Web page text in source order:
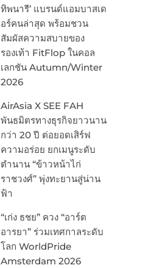
ทิพนารี’ แบรนด์แอมบาสเด
อร์คนล่าสุด พร้อมชวน
สัมผัสความสบายของ
รองเท้า FitFlop ในคอล
เลกชัน Autumn/Winter
2026
AirAsia X SEE FAH
พันธมิตรทางธุรกิจยาวนาน
กว่า 20 ปี ต่อยอดเสิร์ฟ
ความอร่อย ยกเมนูระดับ
ตำนาน “ข้าวหน้าไก่
ราชวงศ์” พุ่งทะยานสู่น่าน
ฟ้า
“เก่ง ธชย” ควง “อาร์ต
อารยา” ร่วมเทศกาลระดับ
โลก WorldPride
Amsterdam 2026